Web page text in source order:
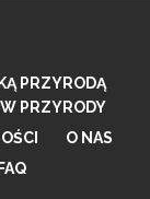
PRZYRODĄ
PRZYRODY
O NAS
FAQ